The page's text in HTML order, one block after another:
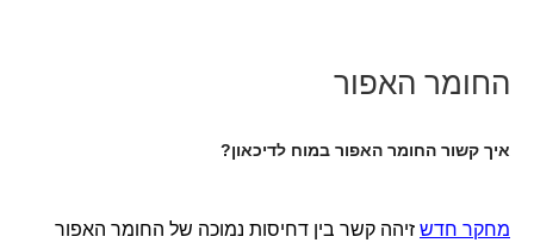
החומר האפור
איך קשור החומר האפור במוח לדיכאון?
מחקר חדש זיהה קשר בין דחיסות נמוכה של החומר האפור